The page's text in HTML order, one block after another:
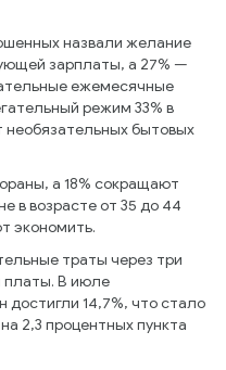
назвали желание
зарплаты, а 27% —
ежемесячные
режим 33% в
необязательных бытовых
а 18% сокращают
в возрасте от 35 до 44
экономить.
траты через три
платы. В июле
14,7%, что стало
2,3 процентных пункта